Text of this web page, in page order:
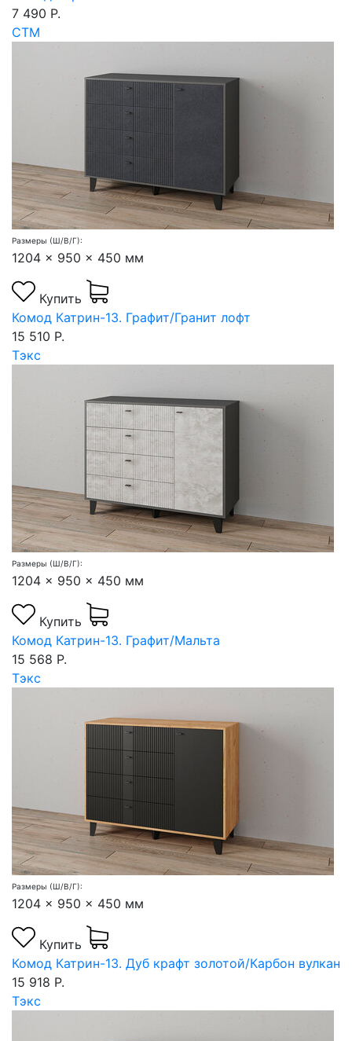
7 490 Р.
СТМ
Размеры (Ш/В/Г):
1204 x 950 x 450 мм
Купить
Комод Катрин-13. Графит/Гранит лофт
15 510 Р.
Тэкс
Размеры (Ш/В/Г):
1204 x 950 x 450 мм
Купить
Комод Катрин-13. Графит/Мальта
15 568 Р.
Тэкс
Размеры (Ш/В/Г):
1204 x 950 x 450 мм
Купить
Комод Катрин-13. Дуб крафт золотой/Карбон вулкан
15 918 Р.
Тэкс